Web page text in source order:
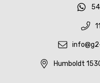
Humboldt